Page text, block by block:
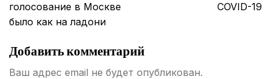
голосование в Москве
было как на ладони
COVID-19
Добавить комментарий
Ваш адрес email не будет опубликован.